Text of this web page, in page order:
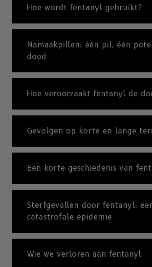
Hoe wordt fentanyl gebruikt?
Namaakpillen: één pil, één
dood
Hoe veroorzaakt fentanyl de
Gevolgen op korte en lange
Een korte geschiedenis van
Sterfgevallen door fentanyl:
catastrofale epidemie
Wie we verloren aan fentanyl